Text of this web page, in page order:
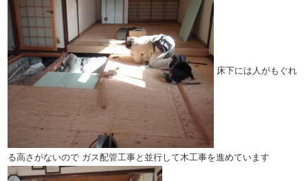
床下には人がもぐれ
る高さがないので ガス配管工事と並行して木工事を進めています